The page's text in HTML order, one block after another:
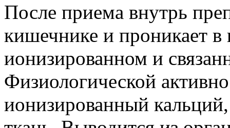
После приема внутрь
кишечнике и проникает в
ионизированном и
Физиологической
ионизированный кальций,